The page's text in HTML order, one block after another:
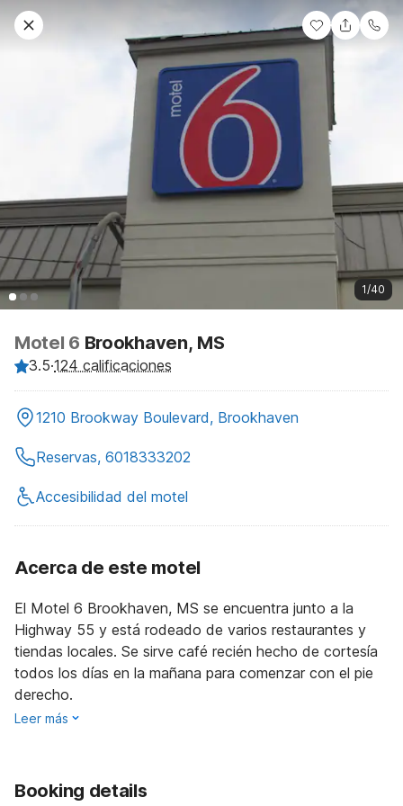
1/40
Motel 6 Brookhaven, MS
3.5·124 calificaciones
1210 Brookway Boulevard, Brookhaven
Reservas, 6018333202
Accesibilidad del motel
Acerca de este motel
El Motel 6 Brookhaven, MS se encuentra junto a la
Highway 55 y está rodeado de varios restaurantes y
tiendas locales. Se sirve café recién hecho de cortesía
todos los días en la mañana para comenzar con el pie
derecho.
Leer más
Booking details